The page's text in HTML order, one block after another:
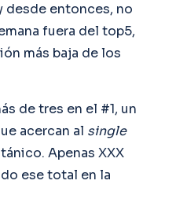
desde entonces, no
fuera del top5,
más baja de los
de tres en el #1, un
acercan al single
Apenas XXX
ese total en la